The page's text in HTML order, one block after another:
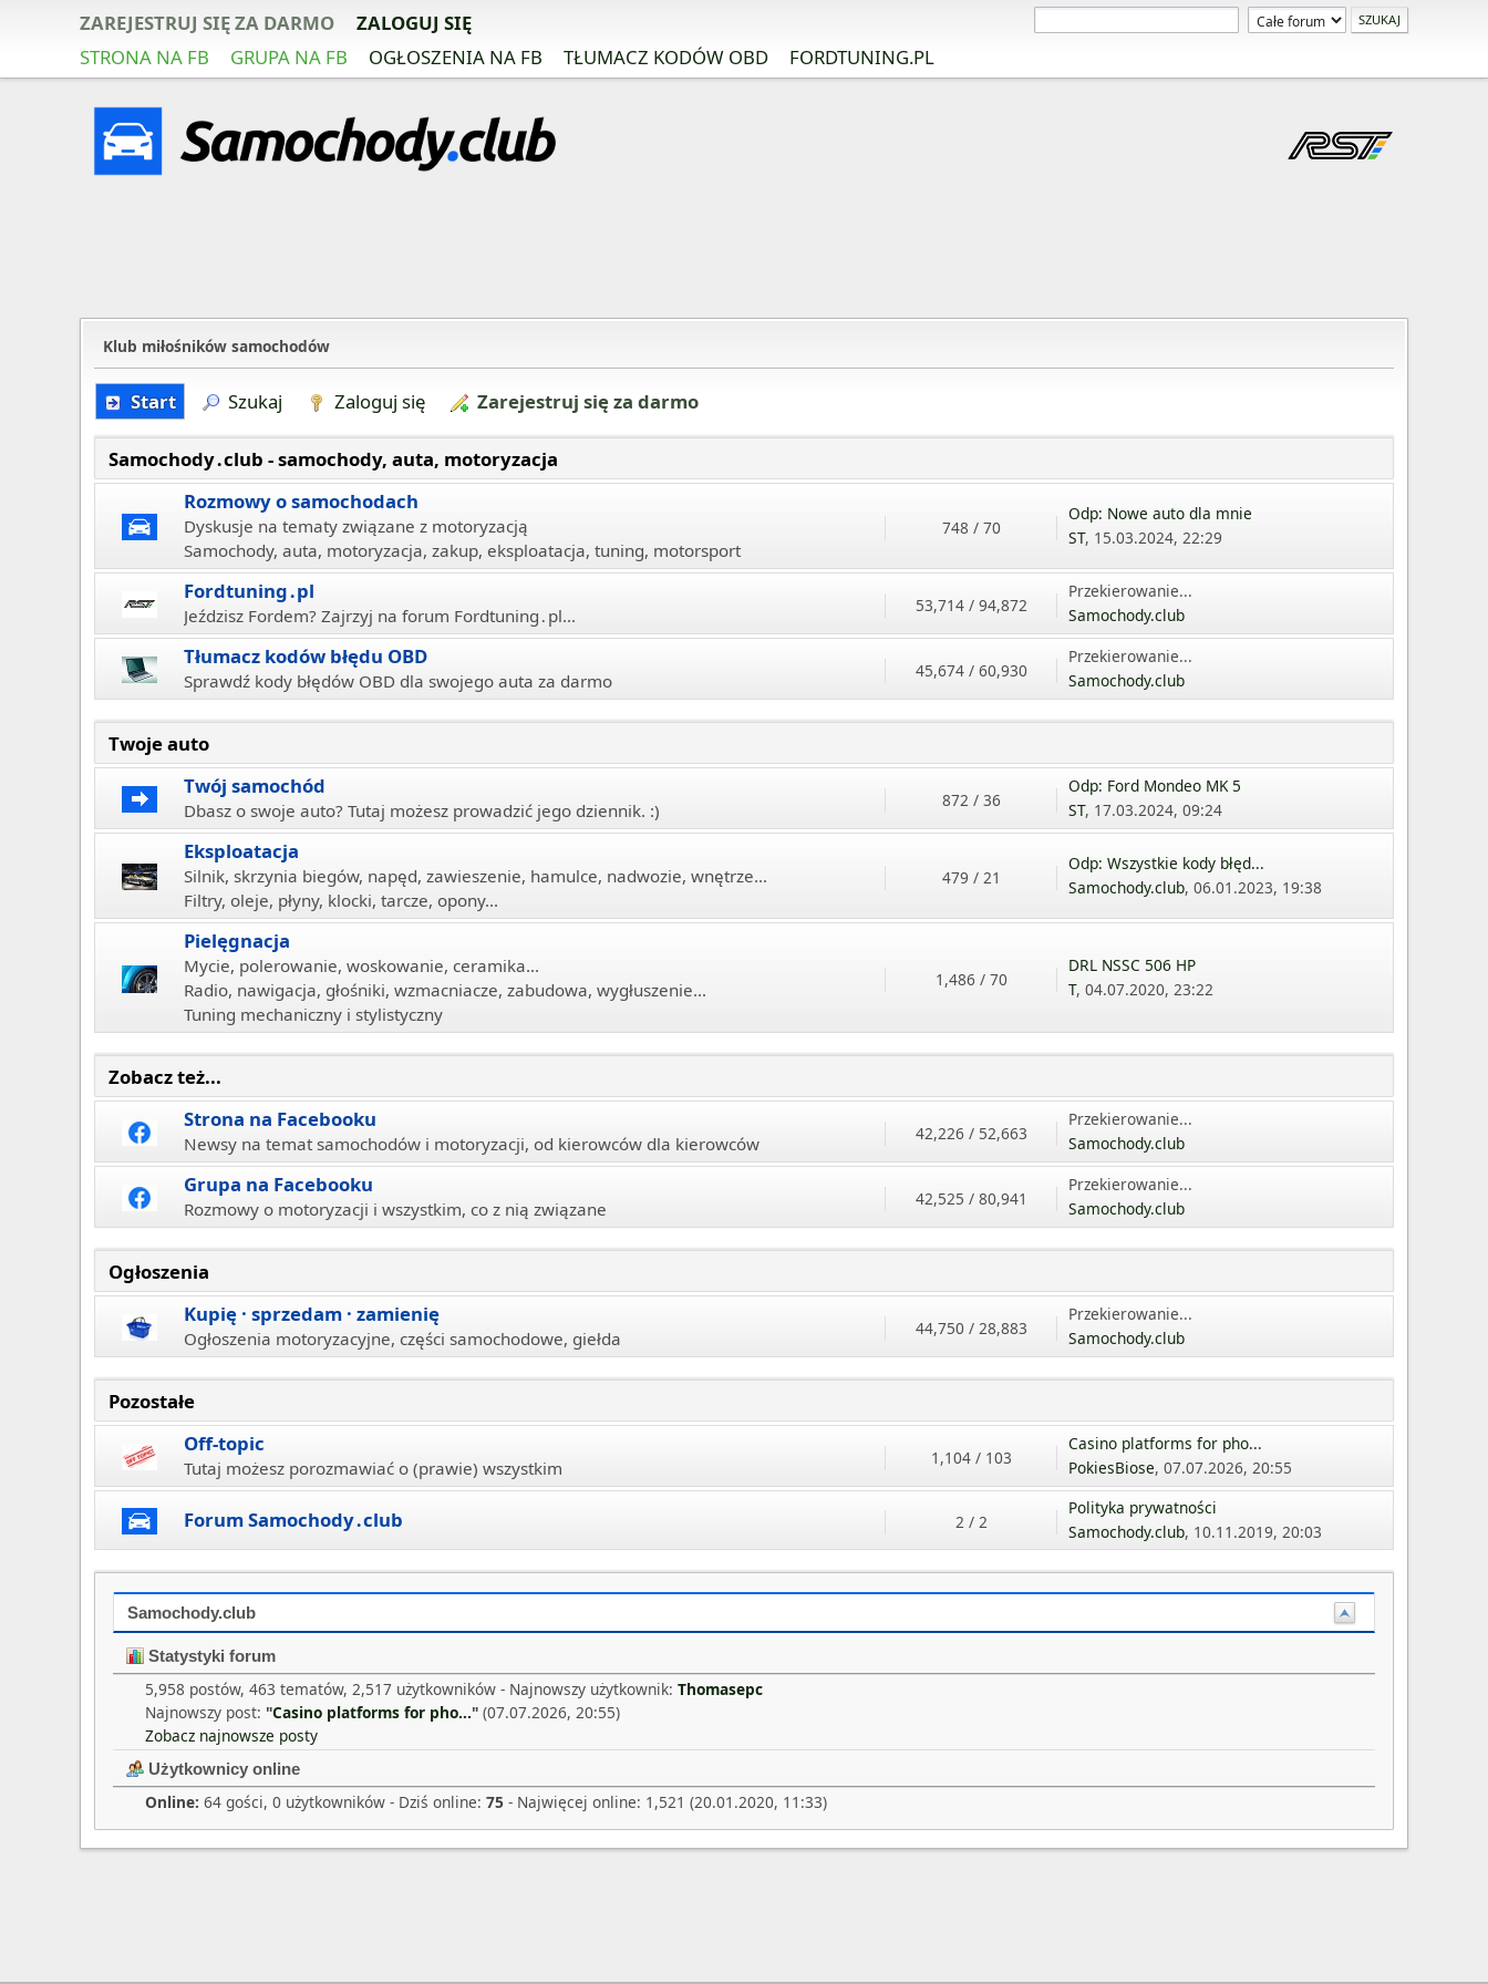
ZAREJESTRUJ SIĘ ZA DARMO
ZALOGUJ SIĘ
STRONA NA FB
GRUPA NA FB OGŁOSZENIA NA FB TŁUMACZ KODÓW OBD FORDTUNING.PL
Klub miłośników samochodów
Start Szukaj Zaloguj się Zarejestruj się za darmo
Samochody․club - samochody, auta, motoryzacja
Rozmowy o samochodach
Dyskusje na tematy związane z motoryzacją
Samochody, auta, motoryzacja, zakup, eksploatacja, tuning, motorsport
748 / 70
Odp: Nowe auto dla mnie
ST, 15.03.2024, 22:29
Fordtuning․pl
Jeździsz Fordem? Zajrzyj na forum Fordtuning․pl... 53,714 / 94,872
Przekierowanie...
Samochody.club
Tłumacz kodów błędu OBD
Sprawdź kody błędów OBD dla swojego auta za darmo 45,674 / 60,930
Przekierowanie...
Samochody.club
Twoje auto
Twój samochód
Dbasz o swoje auto? Tutaj możesz prowadzić jego dziennik. :) 872 / 36
Odp: Ford Mondeo MK 5
ST, 17.03.2024, 09:24
Eksploatacja
Silnik, skrzynia biegów, napęd, zawieszenie, hamulce, nadwozie, wnętrze...
Filtry, oleje, płyny, klocki, tarcze, opony...
479 / 21
Odp: Wszystkie kody błęd...
Samochody.club, 06.01.2023, 19:38
Pielęgnacja
Mycie, polerowanie, woskowanie, ceramika...
Radio, nawigacja, głośniki, wzmacniacze, zabudowa, wygłuszenie...
Tuning mechaniczny i stylistyczny
1,486 / 70
DRL NSSC 506 HP
T, 04.07.2020, 23:22
Zobacz też...
Strona na Facebooku
Newsy na temat samochodów i motoryzacji, od kierowców dla kierowców 42,226 / 52,663
Przekierowanie...
Samochody.club
Grupa na Facebooku
Rozmowy o motoryzacji i wszystkim, co z nią związane 42,525 / 80,941
Przekierowanie...
Samochody.club
Ogłoszenia
Kupię · sprzedam · zamienię
Ogłoszenia motoryzacyjne, części samochodowe, giełda 44,750 / 28,883
Przekierowanie...
Samochody.club
Pozostałe
Off-topic
Tutaj możesz porozmawiać o (prawie) wszystkim 1,104 / 103
Casino platforms for pho...
PokiesBiose, 07.07.2026, 20:55
Forum Samochody․club 2 / 2
Polityka prywatności
Samochody.club, 10.11.2019, 20:03
Samochody.club
Statystyki forum
5,958 postów, 463 tematów, 2,517 użytkowników - Najnowszy użytkownik: Thomasepc
Najnowszy post: "Casino platforms for pho..." (07.07.2026, 20:55)
Zobacz najnowsze posty
Użytkownicy online
Online: 64 gości, 0 użytkowników - Dziś online: 75 - Najwięcej online: 1,521 (20.01.2020, 11:33)